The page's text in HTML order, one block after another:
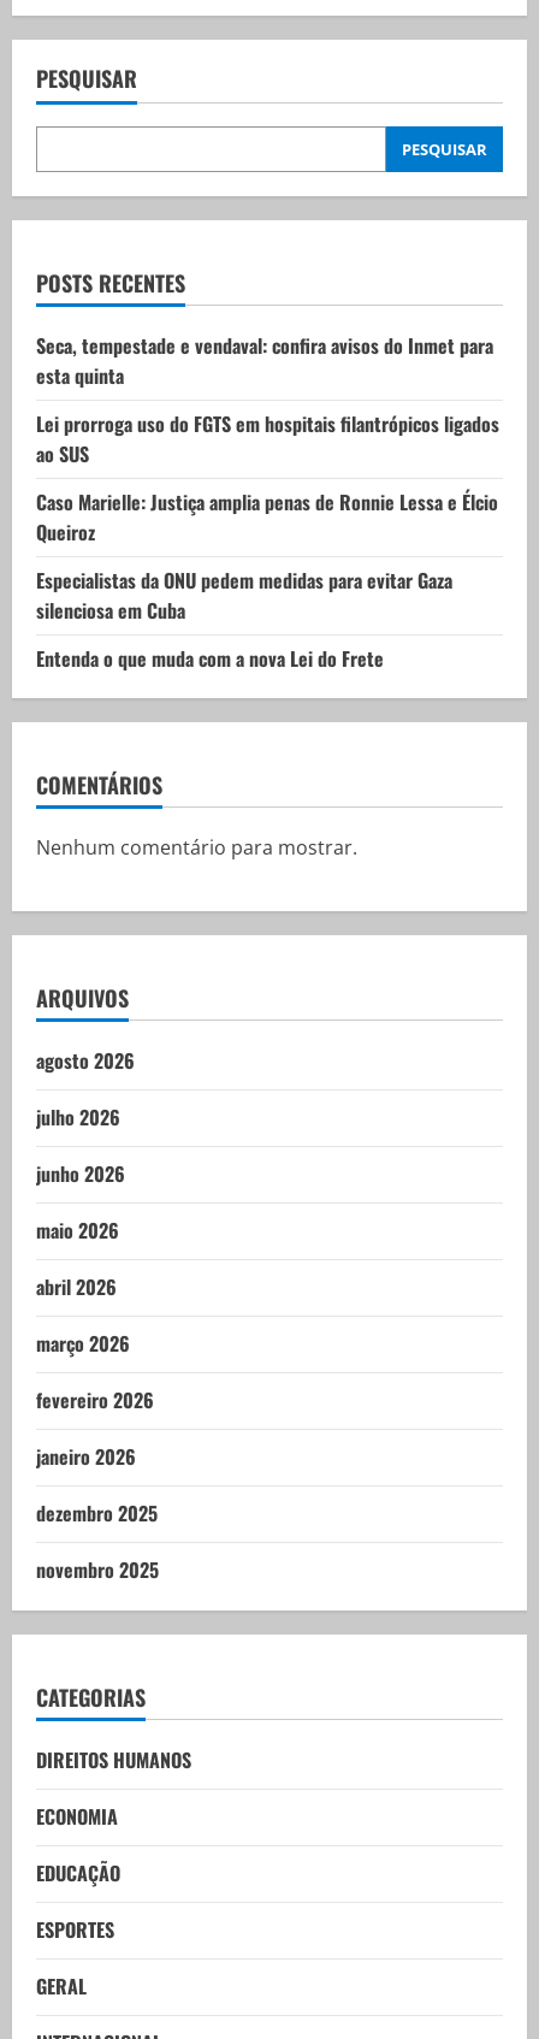
a
v
i
g
t
i
o
n
PESQUISAR
PESQUISAR
POSTS RECENTES
Seca, tempestade e vendaval: confira avisos do Inmet para
esta quinta
Lei prorroga uso do FGTS em hospitais filantrópicos ligados
ao SUS
Caso Marielle: Justiça amplia penas de Ronnie Lessa e Élcio
Queiroz
Especialistas da ONU pedem medidas para evitar Gaza
silenciosa em Cuba
Entenda o que muda com a nova Lei do Frete
COMENTÁRIOS
Nenhum comentário para mostrar.
ARQUIVOS
agosto 2026
julho 2026
junho 2026
maio 2026
abril 2026
março 2026
fevereiro 2026
janeiro 2026
dezembro 2025
novembro 2025
CATEGORIAS
DIREITOS HUMANOS
ECONOMIA
EDUCAÇÃO
ESPORTES
GERAL